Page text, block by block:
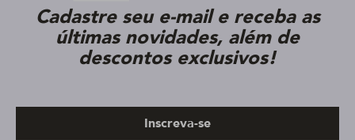
Cadastre seu e-mail e receba as
últimas novidades, além de
descontos exclusivos!
Inscreva-se